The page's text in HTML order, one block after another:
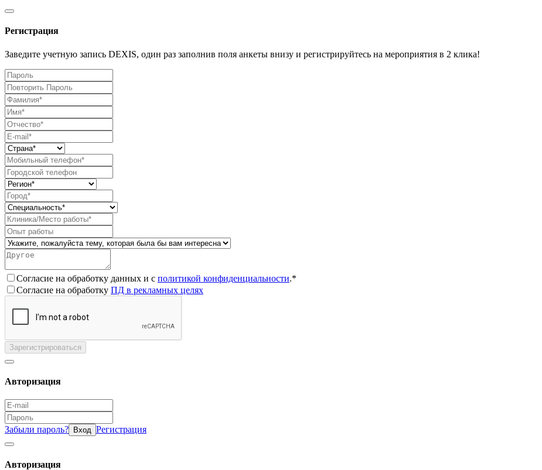
Регистрация
Заведите учетную запись DEXIS, один раз заполнив поля анкеты внизу и регистрируйтесь на мероприятия в 2 клика!
Согласие на обработку данных и с политикой конфиденциальности.*
Согласие на обработку ПД в рекламных целях
Зарегистрироваться
Авторизация
Забыли пароль? Вход Регистрация
Авторизация